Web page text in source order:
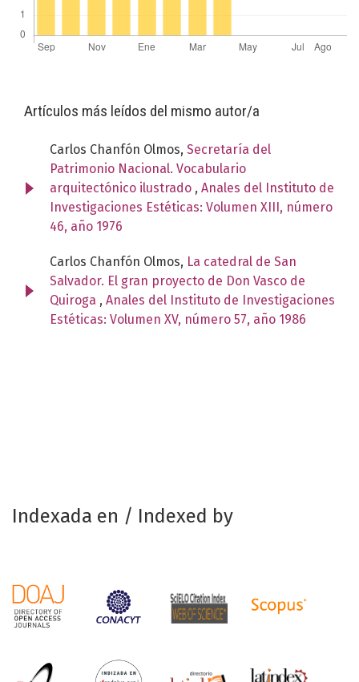
Artículos más leídos del mismo autor/a
Carlos Chanfón Olmos, Secretaría del
Patrimonio Nacional. Vocabulario
arquitectónico ilustrado , Anales del Instituto de
Investigaciones Estéticas: Volumen XIII, número
46, año 1976
Carlos Chanfón Olmos, La catedral de San
Salvador. El gran proyecto de Don Vasco de
Quiroga , Anales del Instituto de Investigaciones
Estéticas: Volumen XV, número 57, año 1986
Indexada en / Indexed by